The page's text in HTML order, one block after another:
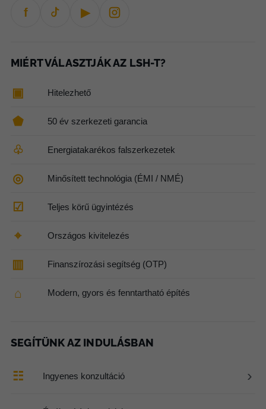
f ▶
MIÉRT VÁLASZTJÁK AZ LSH-T?
▣ Hitelezhető
⬟ 50 év szerkezeti garancia
♧ Energiatakarékos falszerkezetek
◎ Minősített technológia (ÉMI / NMÉ)
☑ Teljes körű ügyintézés
⌖ Országos kivitelezés
▥ Finanszírozási segítség (OTP)
⌂ Modern, gyors és fenntartható építés
SEGÍTÜNK AZ INDULÁSBAN
☷ Ingyenes konzultáció ›